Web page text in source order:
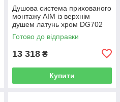
Душова система прихованого
монтажу AIM із верхнім
душем латунь хром DG702
chrome
Готово до відправки
13 318 ₴
Купити